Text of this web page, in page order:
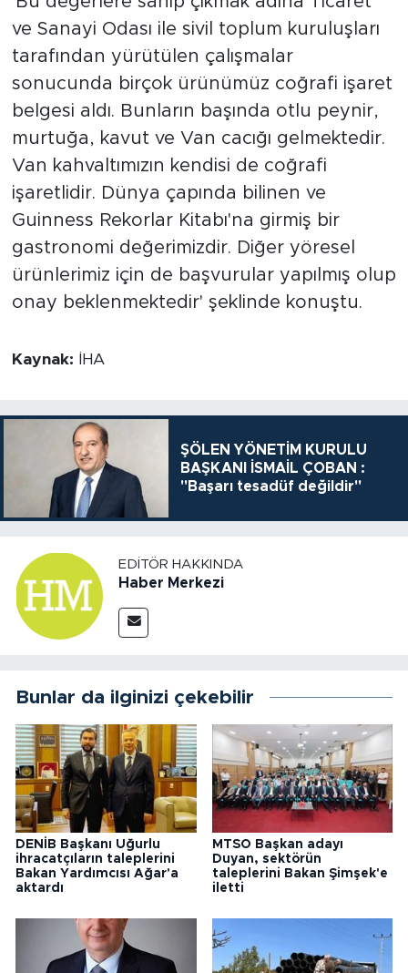
ve Sanayi Odası ile sivil toplum kuruluşları
tarafından yürütülen çalışmalar
sonucunda birçok ürünümüz coğrafi işaret
belgesi aldı. Bunların başında otlu peynir,
murtuğa, kavut ve Van cacığı gelmektedir.
Van kahvaltımızın kendisi de coğrafi
işaretlidir. Dünya çapında bilinen ve
Guinness Rekorlar Kitabı'na girmiş bir
gastronomi değerimizdir. Diğer yöresel
ürünlerimiz için de başvurular yapılmış olup
onay beklenmektedir' şeklinde konuştu.
Kaynak: İHA
ŞÖLEN YÖNETİM KURULU
BAŞKANI İSMAİL ÇOBAN :
"Başarı tesadüf değildir"
EDITÖR HAKKINDA
Haber Merkezi
Bunlar da ilginizi çekebilir
DENİB Başkanı Uğurlu
ihracatçıların taleplerini
Bakan Yardımcısı Ağar'a
aktardı
MTSO Başkan adayı
Duyan, sektörün
taleplerini Bakan Şimşek'e
iletti